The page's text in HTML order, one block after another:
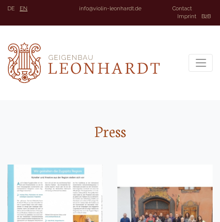
DE EN info@violin-leonhardt.de
Contact
Imprint
B2B
Press